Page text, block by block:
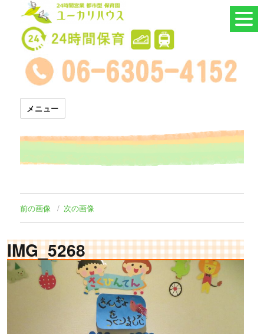
24時間託児所 ユーカリハウス
メニュー
前の画像 次の画像
IMG_5268